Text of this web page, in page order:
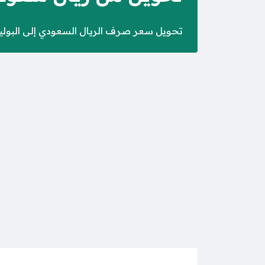
تحويل سعر صرف الريال السعودي إلى